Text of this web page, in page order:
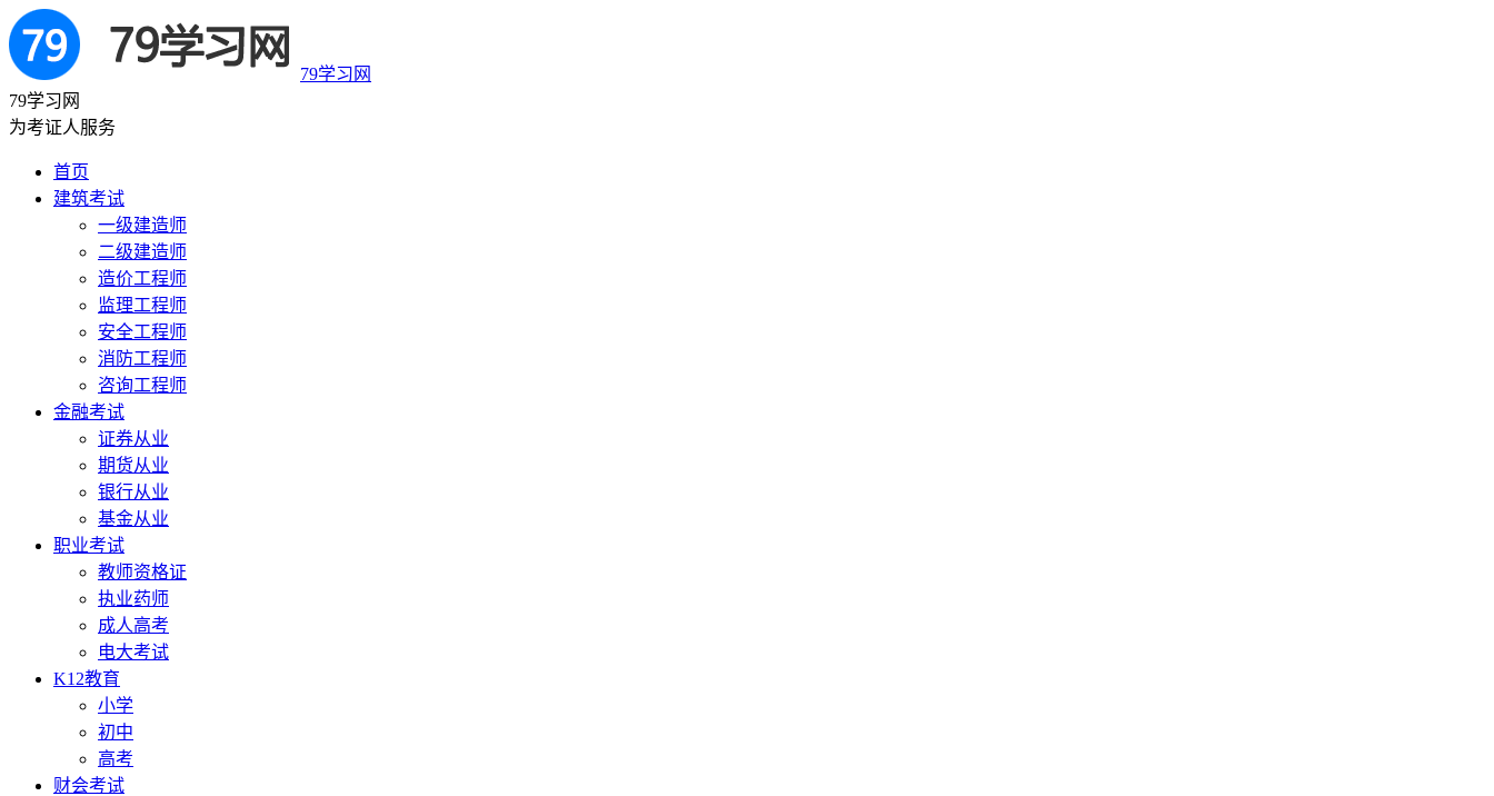
79学习网
79学习网
为考证人服务
首页
建筑考试
一级建造师
二级建造师
造价工程师
监理工程师
安全工程师
消防工程师
咨询工程师
金融考试
证券从业
期货从业
银行从业
基金从业
职业考试
教师资格证
执业药师
成人高考
电大考试
K12教育
小学
初中
高考
财会考试